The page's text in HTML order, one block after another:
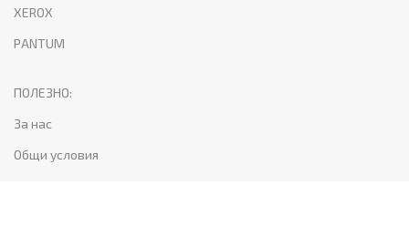
XEROX
PANTUM
ПОЛЕЗНО:
За нас
Общи условия